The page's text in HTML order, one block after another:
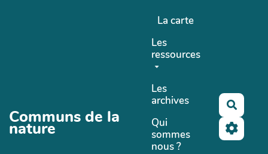
Communs de la
nature
La carte
Les
ressources
Les
archives
Qui
sommes
nous ?